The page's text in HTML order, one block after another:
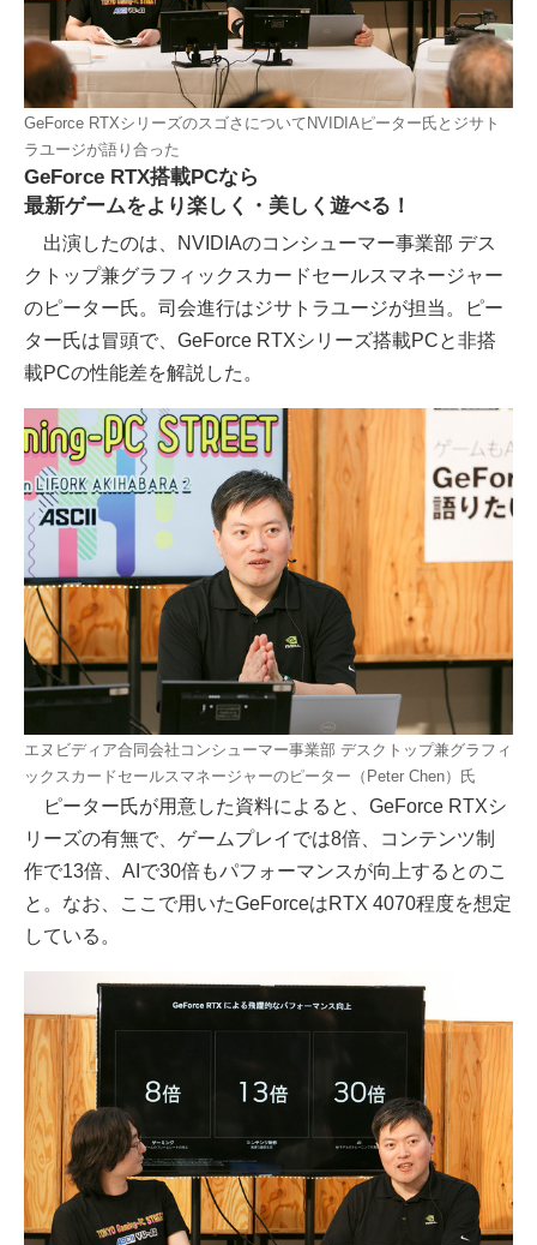
GeForce RTXシリーズのスゴさについてNVIDIAピーター氏とジサト
ラユージが語り合った
GeForce RTX搭載PCなら
最新ゲームをより楽しく・美しく遊べる！
出演したのは、NVIDIAのコンシューマー事業部 デス
クトップ兼グラフィックスカードセールスマネージャー
のピーター氏。司会進行はジサトラユージが担当。ピー
ター氏は冒頭で、GeForce RTXシリーズ搭載PCと非搭
載PCの性能差を解説した。
エヌビディア合同会社コンシューマー事業部 デスクトップ兼グラフィ
ックスカードセールスマネージャーのピーター（Peter Chen）氏
ピーター氏が用意した資料によると、GeForce RTXシ
リーズの有無で、ゲームプレイでは8倍、コンテンツ制
作で13倍、AIで30倍もパフォーマンスが向上するとのこ
と。なお、ここで用いたGeForceはRTX 4070程度を想定
している。